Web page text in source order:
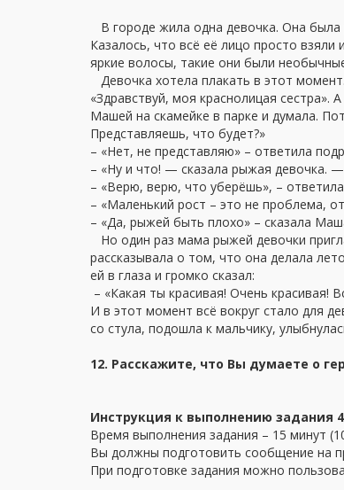
В городе жила одна девочка. Она
Казалось, что всё её лицо просто
яркие волосы, такие они были
Девочка хотела плакать в этот
«Здравствуй, моя краснолицая сестра».
Машей на скамейке в парке и думала.
Представляешь, что будет?»
– «Нет, не представляю» – ответила
– «Ну и что! — сказала рыжая девочка.
– «Верю, верю, что уберёшь», –
– «Маленький рост – это не проблема,
– «Да, рыжей быть плохо» – сказала
Но один раз мама рыжей девочки
рассказывала о том, что она делала
ей в глаза и громко сказал:
– «Какая ты красивая! Очень красивая!
И в этот момент всё вокруг стало для
со стула, подошла к мальчику,
12. Расскажите, что Вы думаете о
Инструкция к выполнению задания 4
Время выполнения задания – 15 минут
Вы должны подготовить сообщение на
При подготовке задания можно